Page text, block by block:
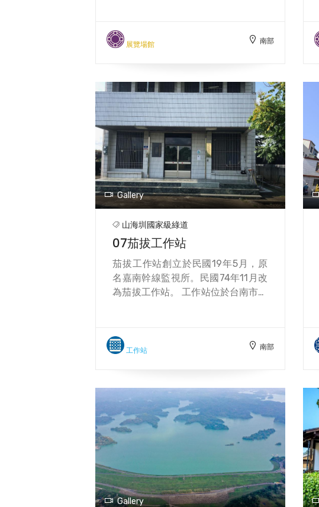
地特色，利用巷道與水道把建築串聯
起來，而如同廟埕的廣場，則希望成
像是閱讀整個台江國家公園的前言。
遊客看過館內的介紹後，再走進大自
然觀察。戶外的五感體驗結合遊客中
心室內的展示資訊後，讓台江國家公
園成為一本在遊客心中不斷添加內容
的書籍。
能讓大家感受到滄海桑田的時空變遷
感受歷史的生命力。 歷史博物館內外
造型製作而成的大型動力裝置，象徵
先民的乘風破浪；有如偶像劇場景的
希望之丘，站在上頭可就登上安南區
的最高峰，有著不論何時都亮麗閃爍
的感恩樹，不鏽鋼材質的外觀成為許
多人來此必拍的打卡重點，館內豐富
的歷史、人文、自然等多元的典藏，
以及根據史實或想像打造出來展覽空
間，更是探索台灣歷史的寶庫。
展覽場館 南部
Gallery
山海圳國家級綠道
07茄拔工作站
茄拔工作站創立於民國19年5月，原
名嘉南幹線監視所。民國74年11月改
為茄拔工作站。 工作站位於台南市善
庫，轄區總長度為3420.8公尺，灌溉
0.8公頃（8000 平方公尺）的土地。
工作站 南部
Gallery